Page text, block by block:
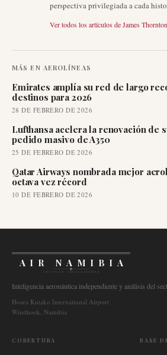
perspectiva privilegiada a cada
Ver todos los artículos deJames Thornton
MÁS EN AEROLÍNEAS
Emirates amplía su red de largo
destinos para 2026
28 DE FEBRERO DE 2026
Lufthansa acelera la renovación de
pedido masivo de A350
25 DE FEBRERO DE 2026
Qatar Airways nombrada mejor
octava vez récord
10 DE FEBRERO DE 2026
AIR NAMIBIA
AVIATION INTELLIGENCE
Inteligencia aeronáutica independiente y análisis del
Hosea Kutako International Airport
Windhoek, Namibia
COBERTURA BASE